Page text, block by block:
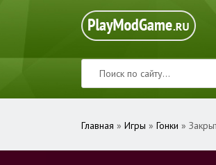
Главная » Игры » Гонки »